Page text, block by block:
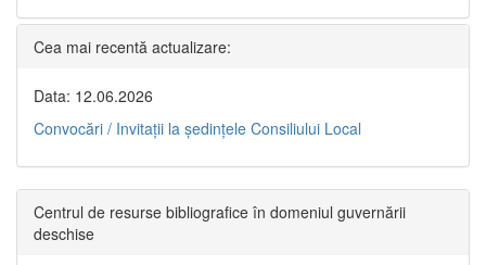
Cea mai recentă actualizare:
Data: 12.06.2026
Convocări / Invitaţii la şedinţele Consiliului Local
Centrul de resurse bibliografice în domeniul guvernării
deschise